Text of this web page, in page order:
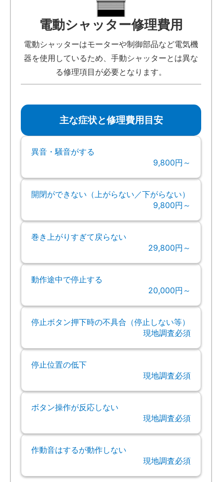
電動シャッター修理費用
電動シャッターはモーターや制御部品など電気機
器を使用しているため、手動シャッターとは異な
る修理項目が必要となります。
主な症状と修理費用目安
異音・騒音がする
9,800円～
開閉ができない（上がらない／下がらない）
9,800円～
巻き上がりすぎて戻らない
29,800円～
動作途中で停止する
20,000円～
停止ボタン押下時の不具合（停止しない等）
現地調査必須
停止位置の低下
現地調査必須
ボタン操作が反応しない
現地調査必須
作動音はするが動作しない
現地調査必須